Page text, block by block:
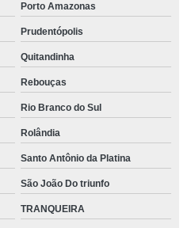
Porto Amazonas
Prudentópolis
Quitandinha
Rebouças
Rio Branco do Sul
Rolândia
Santo Antônio da Platina
São João Do triunfo
TRANQUEIRA